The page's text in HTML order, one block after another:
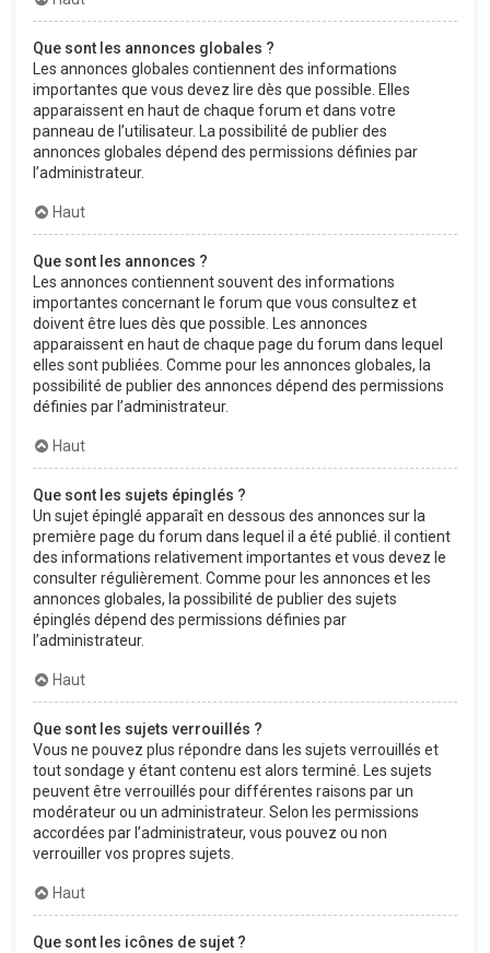
Que sont les annonces globales ?
Les annonces globales contiennent des informations
importantes que vous devez lire dès que possible. Elles
apparaissent en haut de chaque forum et dans votre
panneau de l’utilisateur. La possibilité de publier des
annonces globales dépend des permissions définies par
l’administrateur.
Haut
Que sont les annonces ?
Les annonces contiennent souvent des informations
importantes concernant le forum que vous consultez et
doivent être lues dès que possible. Les annonces
apparaissent en haut de chaque page du forum dans lequel
elles sont publiées. Comme pour les annonces globales, la
possibilité de publier des annonces dépend des permissions
définies par l’administrateur.
Haut
Que sont les sujets épinglés ?
Un sujet épinglé apparaît en dessous des annonces sur la
première page du forum dans lequel il a été publié. il contient
des informations relativement importantes et vous devez le
consulter régulièrement. Comme pour les annonces et les
annonces globales, la possibilité de publier des sujets
épinglés dépend des permissions définies par
l’administrateur.
Haut
Que sont les sujets verrouillés ?
Vous ne pouvez plus répondre dans les sujets verrouillés et
tout sondage y étant contenu est alors terminé. Les sujets
peuvent être verrouillés pour différentes raisons par un
modérateur ou un administrateur. Selon les permissions
accordées par l’administrateur, vous pouvez ou non
verrouiller vos propres sujets.
Haut
Que sont les icônes de sujet ?